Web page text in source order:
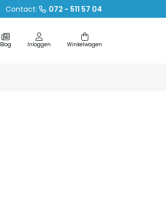
Contact: 072 - 511 57 04
Blog Inloggen Winkelwagen